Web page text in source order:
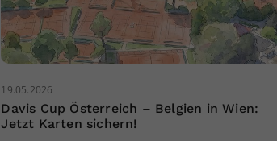
19.05.2026
Davis Cup Österreich – Belgien in Wien:
Jetzt Karten sichern!